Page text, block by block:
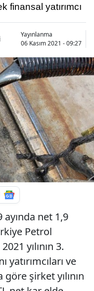
finansal yatırımcı
Yayınlanma
06 Kasım 2021 - 09:27
ayında net 1,9
Petrol
yılının 3.
yatırımcıları ve
şirket yılının